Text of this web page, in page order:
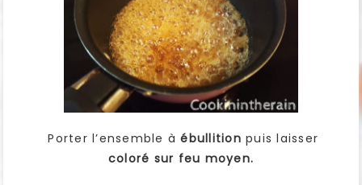
Porter l’ensemble àébullition puis laisser
coloré sur feu moyen.